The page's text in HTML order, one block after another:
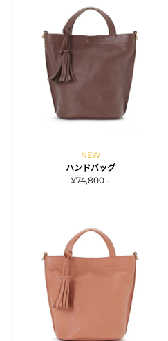
NEW
ハンドバッグ
¥74,800 -